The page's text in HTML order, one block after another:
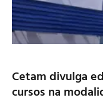
Cetam divulga
cursos na